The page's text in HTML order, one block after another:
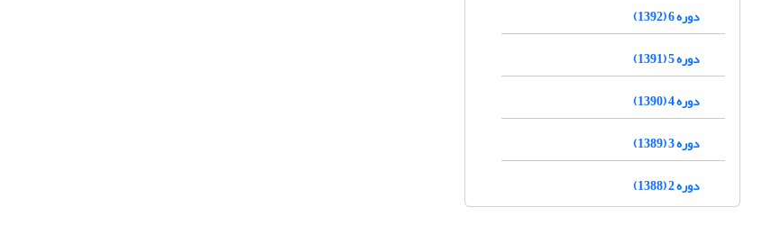
دوره 6 (1392)
دوره 5 (1391)
دوره 4 (1390)
دوره 3 (1389)
دوره 2 (1388)